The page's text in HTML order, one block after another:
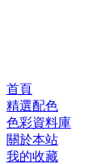
首頁
精選配色
色彩資料庫
關於本站
我的收藏